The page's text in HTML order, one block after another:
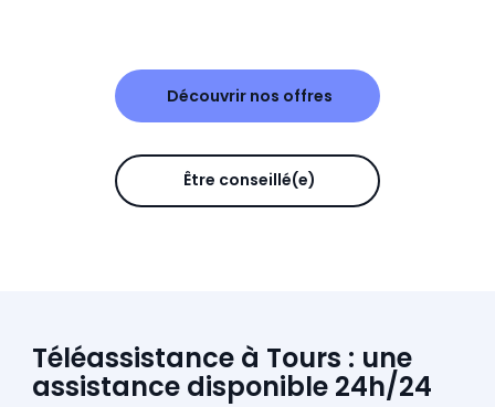
Découvrir nos offres
Être conseillé(e)
Téléassistance à Tours : une
assistance disponible 24h/24